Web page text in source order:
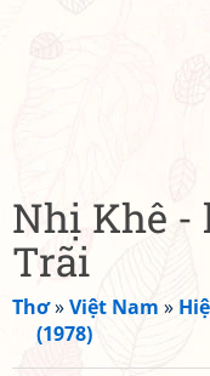
Nhị Khê -
Trãi
Thơ»Việt Nam »
(1978)